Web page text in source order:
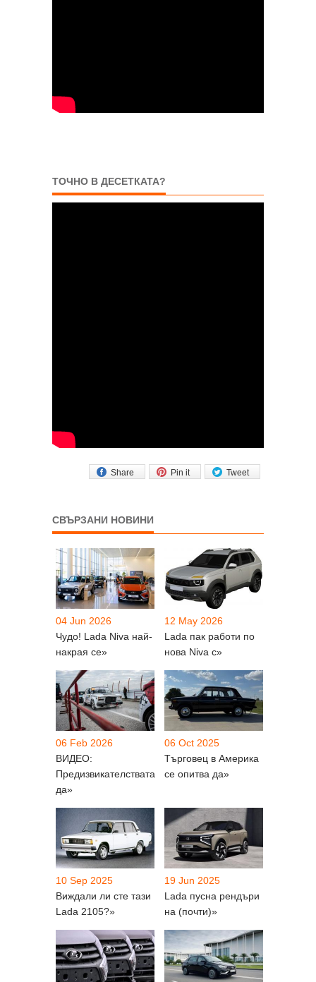
ТОЧНО В ДЕСЕТКАТА?
Tweet
Pin it
Share
СВЪРЗАНИ НОВИНИ
04 Jun 2026
Чудо! Lada Niva най-
накрая се»
12 May 2026
Lada пак работи по
нова Niva с»
06 Feb 2026
ВИДЕО:
Предизвикателствата
да»
06 Oct 2025
Търговец в Америка
се опитва да»
10 Sep 2025
Виждали ли сте тази
Lada 2105?»
19 Jun 2025
Lada пусна рендъри
на (почти)»